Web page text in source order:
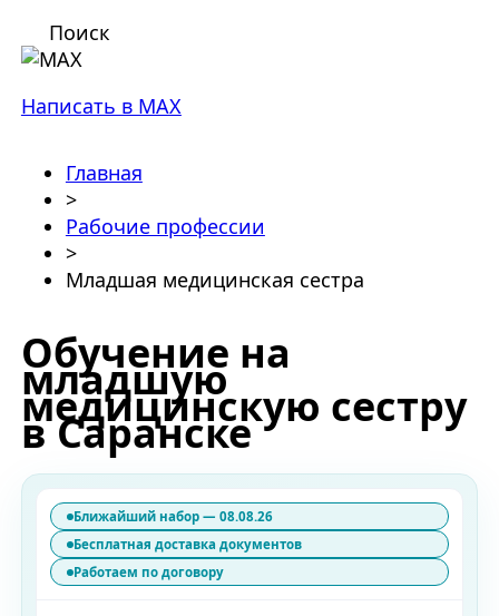
Поиск
Написать в MAX
Главная
>
Рабочие профессии
>
Младшая медицинская сестра
Обучение на
младшую
медицинскую сестру
в Саранске
Ближайший набор — 08.08.26
Бесплатная доставка документов
Работаем по договору